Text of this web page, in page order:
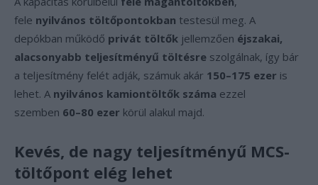
fele nyilvános töltőpontokban testesül meg. A
depókban működő privát töltők jellemzően éjszakai,
alacsonyabb teljesítményű töltésre szolgálnak, így bár
a teljesítmény felét adják, számuk akár 150–175 ezer is
lehet. A nyilvános kamiontöltők száma ezzel
szemben 60–80 ezer körül alakul majd.
Kevés, de nagy teljesítményű MCS-
töltőpont elég lehet